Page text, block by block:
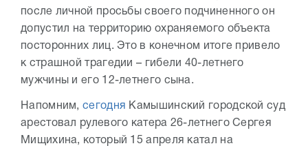
после личной просьбы своего подчиненного он
допустил на территорию охраняемого объекта
посторонних лиц. Это в конечном итоге привело
к страшной трагедии – гибели 40-летнего
мужчины и его 12-летнего сына.
Напомним,сегодня Камышинский городской суд
арестовал рулевого катера 26-летнего Сергея
Мищихина, который 15 апреля катал на